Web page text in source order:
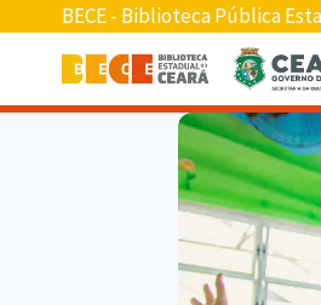
BECE - Biblioteca Pública